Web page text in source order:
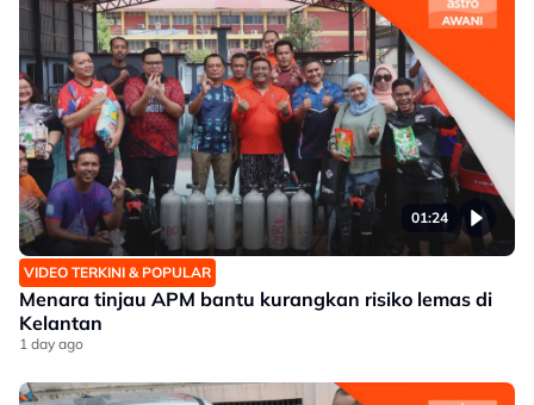
01:24
VIDEO TERKINI & POPULAR
Menara tinjau APM bantu kurangkan risiko lemas di
Kelantan
1 day ago